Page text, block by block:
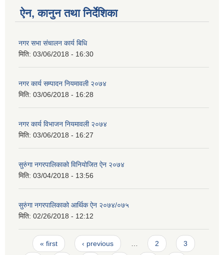
ऐन, कानुन तथा निर्देशिका
नगर सभा संचालन कार्य बिधि
मिति: 03/06/2018 - 16:30
नगर कार्य सम्पादन नियमावली २०७४
मिति: 03/06/2018 - 16:28
नगर कार्य विभाजन नियमावली २०७४
मिति: 03/06/2018 - 16:27
सुरुंगा नगरपालिकाको विनियोजित ऐन २०७४
मिति: 03/04/2018 - 13:56
सुरुंगा नगरपालिकाको आर्थिक ऐन २०७४/०७५
मिति: 02/26/2018 - 12:12
Pages
« first ‹ previous 2 3